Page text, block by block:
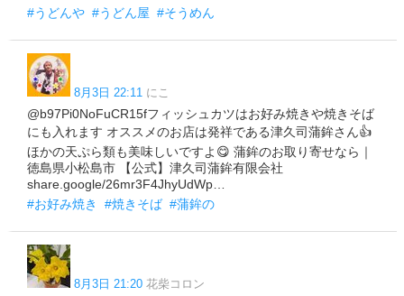
#うどんや #うどん屋 #そうめん
8月3日 22:11 にこ
@b97Pi0NoFuCR15fフィッシュカツはお好み焼きや焼きそば
にも入れます オススメのお店は発祥である津久司蒲鉾さん👍
ほかの天ぷら類も美味しいですよ😋 蒲鉾のお取り寄せなら｜
徳島県小松島市 【公式】津久司蒲鉾有限会社
share.google/26mr3F4JhyUdWp…
#お好み焼き
#焼きそば #蒲鉾の
8月3日 21:20 花柴コロン